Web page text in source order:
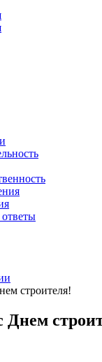
строителя!
Днем